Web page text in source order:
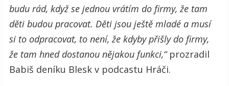
budu rád, když se jednou vrátím do firmy, že tam
děti budou pracovat. Děti jsou ještě mladé a musí
si to odpracovat, to není, že kdyby přišly do firmy,
že tam hned dostanou nějakou funkci,“prozradil
Babiš deníku Blesk v podcastu Hráči.